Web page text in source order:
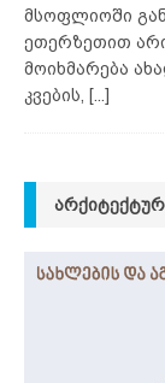
მსოფლიოში
ეთერზეთით
მოიხმარება
კვების,
[...]